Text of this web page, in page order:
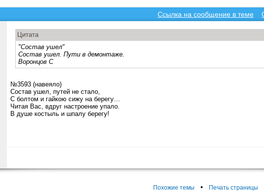
Ссылка на сообщение в теме
Цитата
"Состав ушел"
Состав ушел. Пути в демонтаже.
Воронцов С
№3593 (навеяло)
Состав ушел, путей не стало,
С болтом и гайкою сижу на берегу…
Читая Вас, вдруг настроение упало.
В душе костыль и шпалу берегу!
Похожие темы • Печать страницы